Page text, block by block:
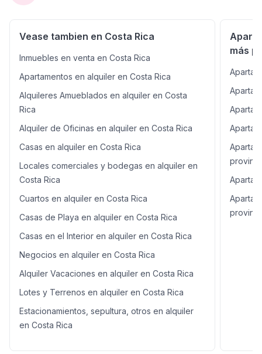
privilegiada del este, a minutos de Al Este,
Ideal para: Profesionales, parejas o familias que buscan
amenidades y excelente ubicación.
Vease tambien en Costa Rica
Inmuebles en venta en Costa Rica
Apartamentos en alquiler en Costa Rica
Alquileres Amueblados en alquiler en Costa
Rica
Alquiler de Oficinas en alquiler en Costa Rica
Casas en alquiler en Costa Rica
Locales comerciales y bodegas en alquiler en
Costa Rica
Cuartos en alquiler en Costa Rica
Casas de Playa en alquiler en Costa Rica
Casas en el Interior en alquiler en Costa Rica
Negocios en alquiler en Costa Rica
Alquiler Vacaciones en alquiler en Costa Rica
Lotes y Terrenos en alquiler en Costa Rica
Estacionamientos, sepultura, otros en alquiler
en Costa Rica
más